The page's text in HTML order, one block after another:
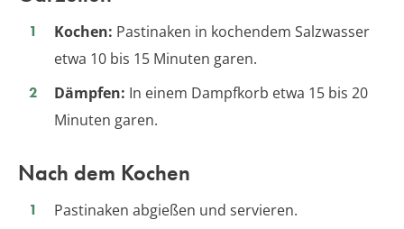
Kochen: Pastinaken in kochendem Salzwasser
etwa 10 bis 15 Minuten garen.
Dämpfen: In einem Dampfkorb etwa 15 bis 20
Minuten garen.
Nach dem Kochen
Pastinaken abgießen und servieren.